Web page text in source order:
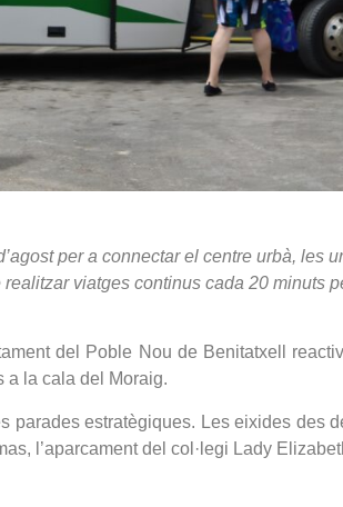
per a connectar el centre urbà, les
viatges continus cada 20 minuts
del Poble Nou de Benitatxell
a la cala del Moraig.
estratègiques. Les eixides des
l’aparcament del col·legi Lady